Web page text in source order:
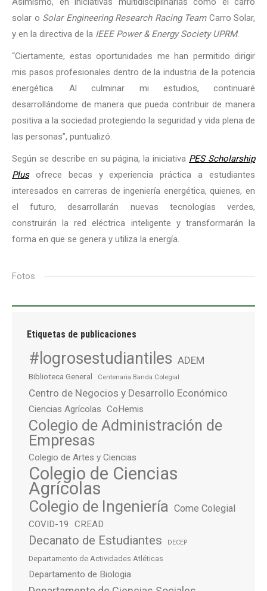
solar o Solar Engineering Research Racing TeamCarro Solar,
y en la directiva de la IEEE Power & Energy Society UPRM.
“Ciertamente, estas oportunidades me han permitido dirigir
mis pasos profesionales dentro de la industria de la potencia
energética. Al culminar mi estudios, continuaré
desarrollándome de manera que pueda contribuir de manera
positiva a la sociedad protegiendo la seguridad y vida plena de
las personas”, puntualizó.
Según se describe en su página, la iniciativa PES Scholarship
Plusofrece becas y experiencia práctica a estudiantes
interesados ​​en carreras de ingeniería energética, quienes, en
el futuro, desarrollarán nuevas tecnologías verdes,
construirán la red eléctrica inteligente y transformarán la
forma en que se genera y utiliza la energía.
Fotos
Etiquetas de publicaciones
#logrosestudiantiles ADEM
Biblioteca General Centenaria Banda Colegial
Centro de Negocios y Desarrollo Económico
Ciencias Agrícolas CoHemis
Colegio de Administración de
Empresas
Colegio de Artes y Ciencias
Colegio de Ciencias
Agrícolas
Colegio de Ingeniería Come Colegial
COVID-19 CREAD
Decanato de Estudiantes DECEP
Departamento de Actividades Atléticas
Departamento de Biologia